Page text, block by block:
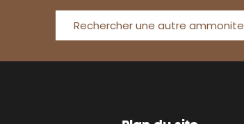
Rechercher une autre ammonite